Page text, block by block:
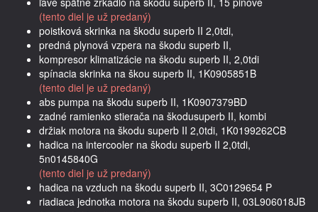
(tento diel je už predaný)
poistková skrinka na škodu superb II 2,0tdi,
predná plynová vzpera na škodu superb II,
kompresor klimatizácie na škodu superb II, 2,0tdi
spínacia skrinka na škou superb II, 1K0905851B
(tento diel je už predaný)
abs pumpa na škodu superb II, 1K0907379BD
zadné ramienko stierača na škodusuperb II, kombi
držiak motora na škodu superb II 2,0tdi, 1K0199262CB
hadica na intercooler na škodu superb II 2,0tdi,
5n0145840G
(tento diel je už predaný)
hadica na vzduch na škodu superb II, 3C0129654 P
riadiaca jednotka motora na škodu superb II, 03L906018JB